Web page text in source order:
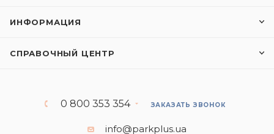
ИНФОРМАЦИЯ
СПРАВОЧНЫЙ ЦЕНТР
0 800 353 354 ЗАКАЗАТЬ ЗВОНОК
info@parkplus.ua